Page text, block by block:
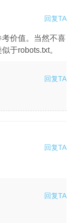
回复TA
价值。当然不喜
于robots.txt。
回复TA
回复TA
回复TA